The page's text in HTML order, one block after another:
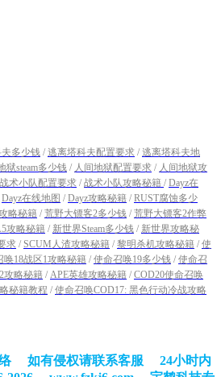
多少钱 / 逃离塔科夫配置要求 / 逃离塔科夫地
狱steam多少钱 / 人间地狱配置要求 / 人间地狱攻
战术小队配置要求 / 战术小队攻略秘籍 / Dayz在
Dayz在线地图 / Dayz攻略秘籍 / RUST腐蚀多少
略秘籍 / 荒野大镖客2多少钱 / 荒野大镖客2作弊
攻略秘籍 / 新世界Steam多少钱 / 新世界攻略秘
求 / SCUM人渣攻略秘籍 / 黎明杀机攻略秘籍 / 使
唤18战区1攻略秘籍 / 使命召唤19多少钱 / 使命召
攻略秘籍 / APE英雄攻略秘籍 / COD20使命召唤
秘籍教程 / 使命召唤COD17: 黑色行动冷战攻略
络 如有侵权请联系客服 24小时内